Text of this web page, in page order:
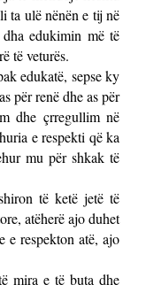
ta ulë nënën e tij në
edukimin më të
të veturës.
edukatë, sepse ky
për renë dhe as për
dhe çrregullim në
e respekti që ka
mu për shkak të
të ketë jetë të
atëherë ajo duhet
e respekton atë, ajo
mira e të buta dhe